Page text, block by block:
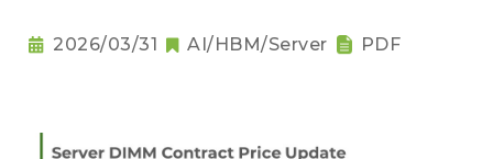
2026/03/31 AI/HBM/Server PDF